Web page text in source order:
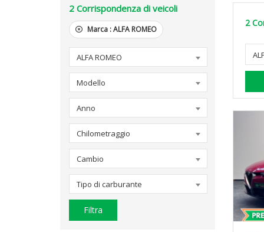
2 Corrispondenza di veicoli
Marca :ALFA ROMEO
ALFA ROMEO
Modello
Anno
Chilometraggio
Cambio
Tipo di carburante
Filtra
2